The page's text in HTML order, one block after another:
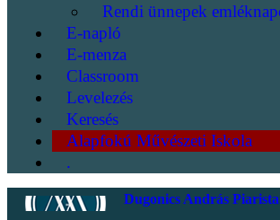
Rendi ünnepek
E-napló
E-menza
Classroom
Levelezés
Keresés
Alapfokú Művészeti Iskola
.
Dugonics András